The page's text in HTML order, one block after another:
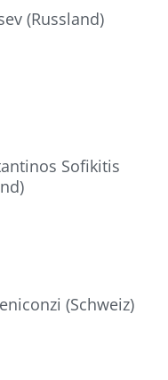
(Russland)
Sofikitis
(Schweiz)